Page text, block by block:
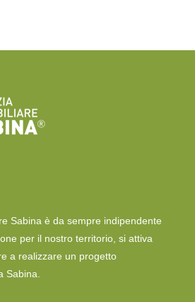
Sabina è da sempre indipendente
per il nostro territorio, si attiva
a realizzare un progetto
Sabina.